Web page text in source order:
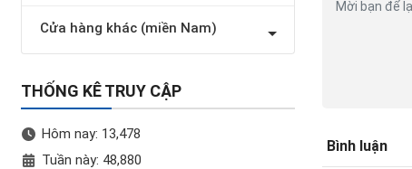
Cửa hàng khác (miền Nam)
THỐNG KÊ TRUY CẬP
Hôm nay: 13,478
Tuần này: 48,880
Bình luận